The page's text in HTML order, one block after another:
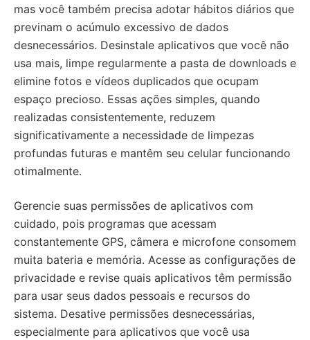
mas você também precisa adotar hábitos diários que
previnam o acúmulo excessivo de dados
desnecessários. Desinstale aplicativos que você não
usa mais, limpe regularmente a pasta de downloads e
elimine fotos e vídeos duplicados que ocupam
espaço precioso. Essas ações simples, quando
realizadas consistentemente, reduzem
significativamente a necessidade de limpezas
profundas futuras e mantêm seu celular funcionando
otimalmente.
Gerencie suas permissões de aplicativos com
cuidado, pois programas que acessam
constantemente GPS, câmera e microfone consomem
muita bateria e memória. Acesse as configurações de
privacidade e revise quais aplicativos têm permissão
para usar seus dados pessoais e recursos do
sistema. Desative permissões desnecessárias,
especialmente para aplicativos que você usa